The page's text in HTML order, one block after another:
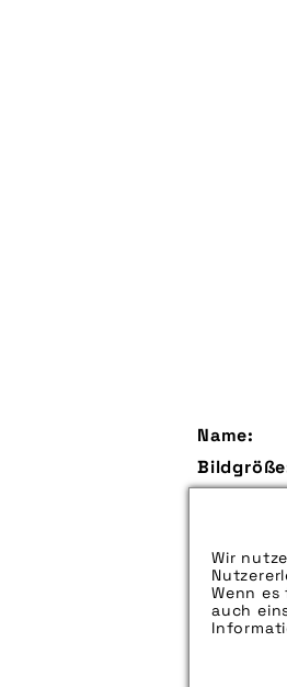
Wir
Wenn
auch
Name:
Zu